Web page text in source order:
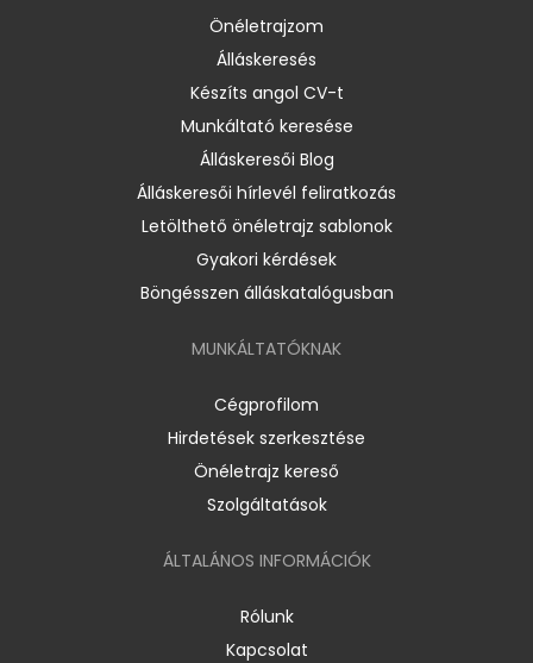
Önéletrajzom
Álláskeresés
Készíts angol CV-t
Munkáltató keresése
Álláskeresői Blog
Álláskeresői hírlevél feliratkozás
Letölthető önéletrajz sablonok
Gyakori kérdések
Böngésszen álláskatalógusban
MUNKÁLTATÓKNAK
Cégprofilom
Hirdetések szerkesztése
Önéletrajz kereső
Szolgáltatások
ÁLTALÁNOS INFORMÁCIÓK
Rólunk
Kapcsolat